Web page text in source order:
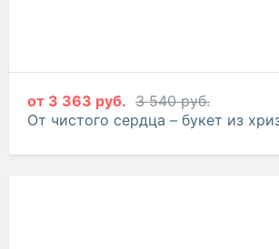
от 3 363 руб. 3 540 руб.
От чистого сердца – букет из